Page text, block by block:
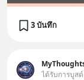
3 บันทึก
ได้รับการบูสต์